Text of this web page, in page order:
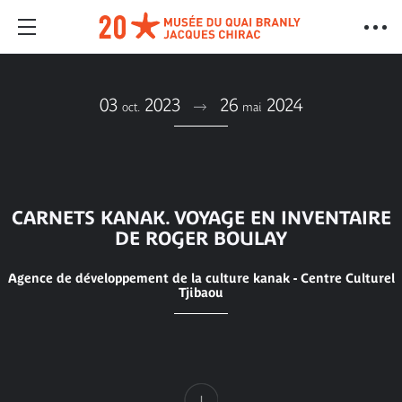
03 oct. 2023 26 mai 2024
CARNETS KANAK. VOYAGE EN INVENTAIRE
DE ROGER BOULAY
Agence de développement de la culture kanak - Centre Culturel
Tjibaou